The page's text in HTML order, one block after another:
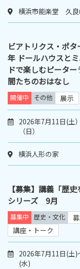
横浜市能楽堂 久良
ビアトリクス・ポ
年 ドールハウスと
ドで楽しむピータ
間たちのおはなし
開催中 その他 展示
2026年7月11日(土
（日）
横浜人形の家
【募集】講義「歴史
シリーズ 9月
募集中 歴史・文化
講座・トーク
2026年7月11日(土)
(水)